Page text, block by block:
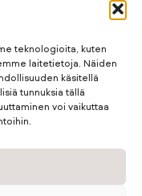
teknologioita, kuten
laitetietoja. Näiden
käsitellä
tunnuksia tällä
voi vaikuttaa